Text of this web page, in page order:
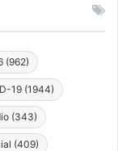
(962)
19 (1944)
(343)
(409)